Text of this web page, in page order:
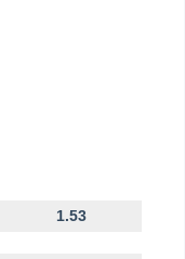
1.53